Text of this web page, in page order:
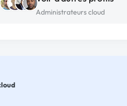
Administrateurs cloud